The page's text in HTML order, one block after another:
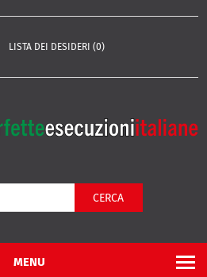
LISTA DEI DESIDERI (0)
CERCA
MENU